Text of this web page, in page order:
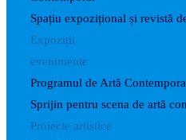
Spațiu expozițional și revistă
Expoziții
evenimente
Programul de Artă
Sprijin pentru scena de artă
Proiecte artistice